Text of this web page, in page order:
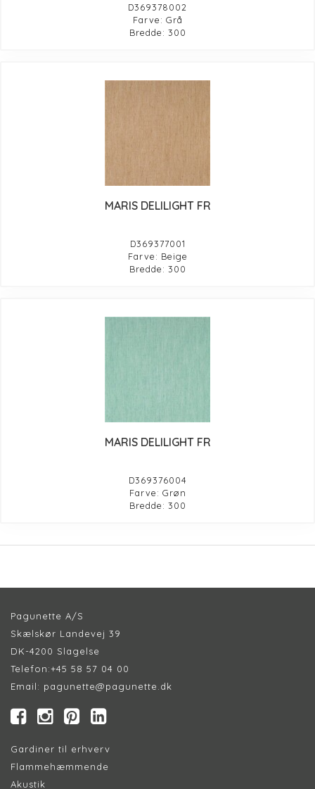
D369378002
Farve: Grå
Bredde: 300
MARIS DELILIGHT FR
D369377001
Farve: Beige
Bredde: 300
MARIS DELILIGHT FR
D369376004
Farve: Grøn
Bredde: 300
Pagunette A/S
Skælskør Landevej 39
DK-4200 Slagelse
Telefon:+45 58 57 04 00
Email: pagunette@pagunette.dk
Gardiner til erhverv
Flammehæmmende
Akustik